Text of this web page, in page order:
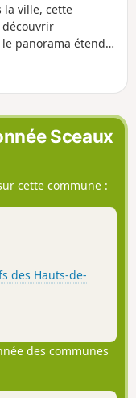
la ville, cette
panorama étendu
forêt.
Sceaux
cette commune :
des Hauts-de-
des communes